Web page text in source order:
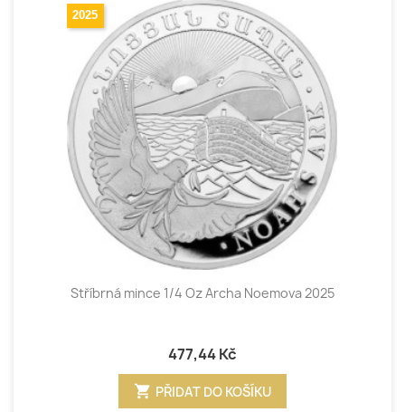
2025
Stříbrná mince 1/4 Oz Archa Noemova 2025
477,44 Kč
shopping_cart PŘIDAT DO KOŠÍKU